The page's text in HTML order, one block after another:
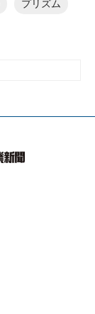
プリズム